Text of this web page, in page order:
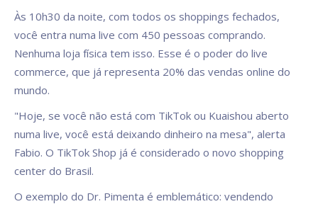
Às 10h30 da noite, com todos os shoppings fechados,
você entra numa live com 450 pessoas comprando.
Nenhuma loja física tem isso. Esse é o poder do live
commerce, que já representa 20% das vendas online do
mundo.
"Hoje, se você não está com TikTok ou Kuaishou aberto
numa live, você está deixando dinheiro na mesa", alerta
Fabio. O TikTok Shop já é considerado o novo shopping
center do Brasil.
O exemplo do Dr. Pimenta é emblemático: vendendo